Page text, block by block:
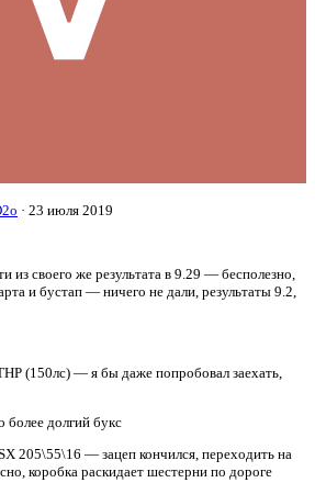
· 23 июля 2019
из своего же результата в 9.29 — бесполезно,
и бустап — ничего не дали, результаты 9.2,
(150лс) — я бы даже попробовал заехать,
более долгий букс
205\55\16 — зацеп кончился, переходить на
коробка раскидает шестерни по дороге